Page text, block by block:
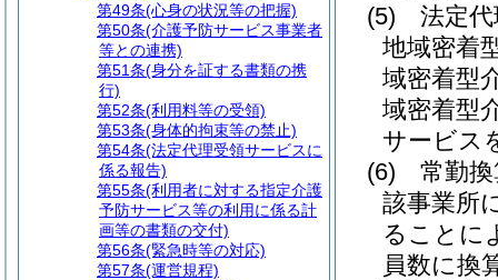
(5)
法定
地域密着
域密着型
域密着型
サービス
(6)
常勤
該事業所
ることに
員数に換
第49条(心身の状況等の把握)
第50条(介護予防サービス事業者
等との連携)
第51条(身分を証する書類の携
行)
第52条(利用料等の受領)
第53条(身体的拘束等の禁止)
第54条(法定代理受領サービスに
係る報告)
第55条(利用者に対する指定介護
予防サービス等の利用に係る計
画等の書類の交付)
第56条(緊急時等の対応)
第57条(運営規程)